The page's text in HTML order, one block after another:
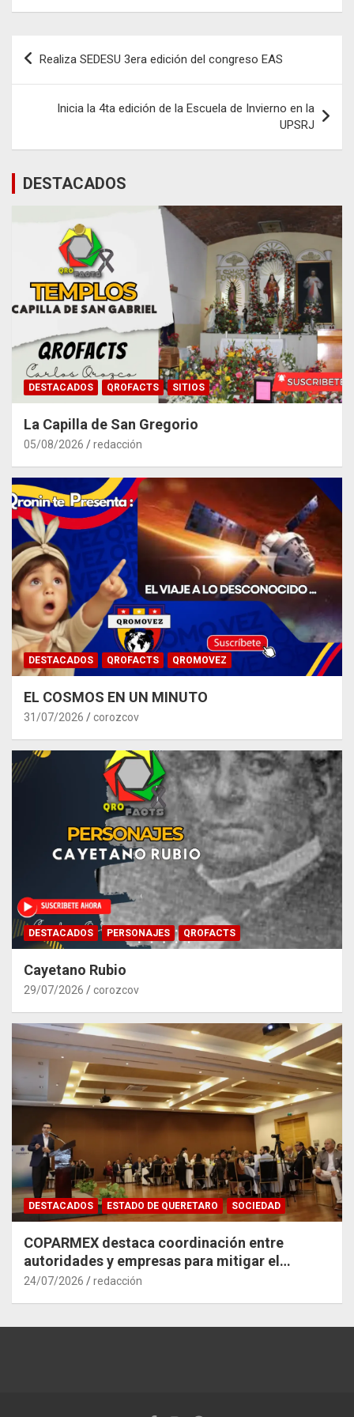
Navegación
de
Realiza SEDESU 3era edición del congreso EAS
Inicia la 4ta edición de la Escuela de Invierno en la
UPSRJ
DESTACADOS
DESTACADOS QROFACTS SITIOS
La Capilla de San Gregorio
05/08/2026 redacción
DESTACADOS QROFACTS QROMOVEZ
EL COSMOS EN UN MINUTO
31/07/2026 corozcov
DESTACADOS PERSONAJES QROFACTS
Cayetano Rubio
29/07/2026 corozcov
DESTACADOS ESTADO DE QUERETARO SOCIEDAD
COPARMEX destaca coordinación entre
autoridades y empresas para mitigar el
impacto del Tren México–Querétaro
24/07/2026 redacción